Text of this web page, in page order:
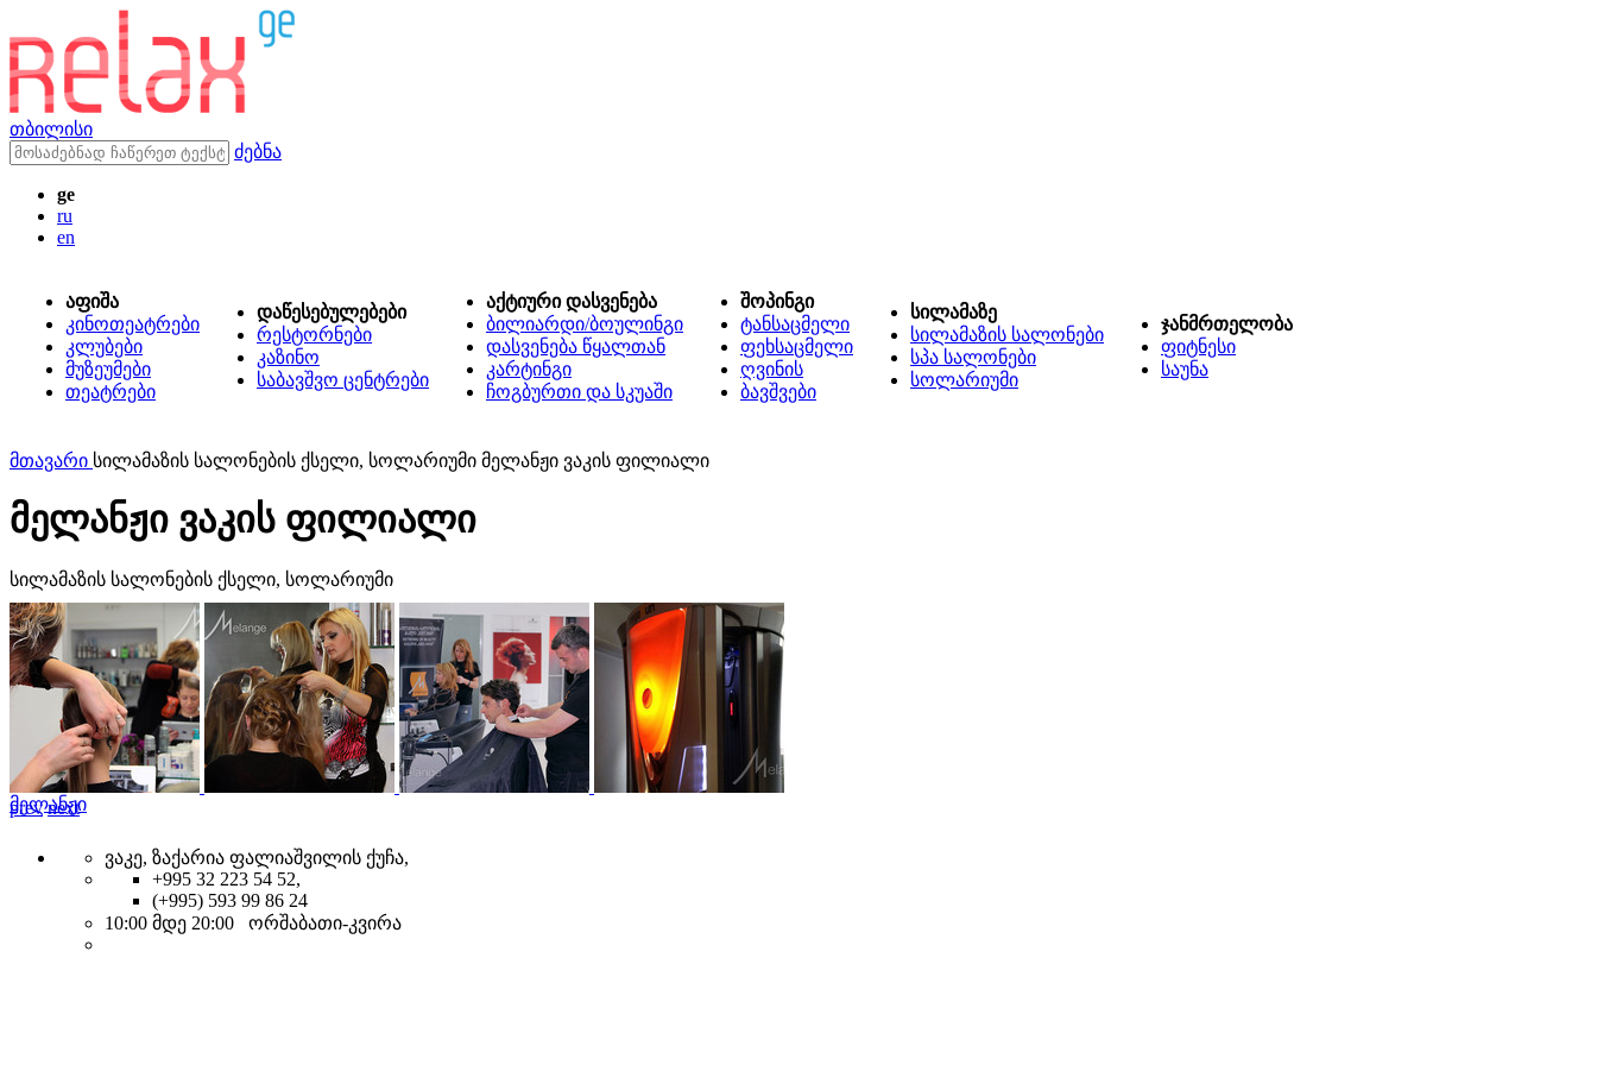
თბილისი
ძებნა
ge
ru
en
აფიშა
კინოთეატრები
კლუბები
მუზეუმები
თეატრები
დაწესებულებები
რესტორნები
კაზინო
საბავშვო ცენტრები
აქტიური დასვენება
ბილიარდი/ბოულინგი
დასვენება წყალთან
კარტინგი
ჩოგბურთი და სკუაში
შოპინგი
ტანსაცმელი
ფეხსაცმელი
ღვინის
ბავშვები
სილამაზე
სილამაზის სალონები
სპა სალონები
სოლარიუმი
ჯანმრთელობა
ფიტნესი
საუნა
მთავარი სილამაზის სალონების ქსელი, სოლარიუმი მელანჟი ვაკის ფილიალი
მელანჟი ვაკის ფილიალი
სილამაზის სალონების ქსელი, სოლარიუმი
prev next
მელანჟი
ვაკე, ზაქარია ფალიაშვილის ქუჩა,
+995 32 223 54 52,
(+995) 593 99 86 24
10:00 მდე 20:00 ორშაბათი-კვირა